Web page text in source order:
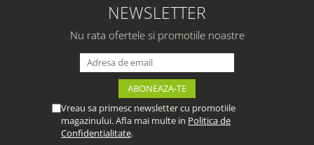
NEWSLETTER
Nu rata ofertele si promotiile noastre
Vreau sa primesc newsletter cu promotiile
magazinului. Afla mai multe in Politica de
Confidentialitate.